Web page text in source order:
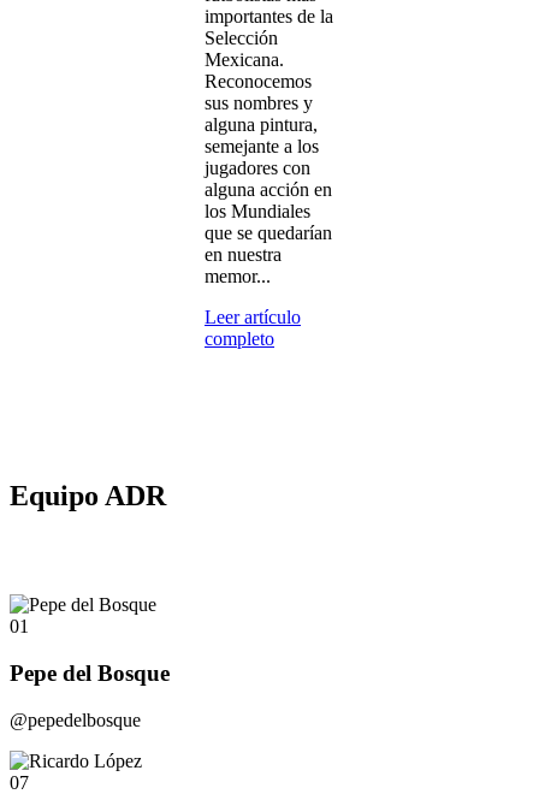
importantes de la
Selección
Mexicana.
Reconocemos
sus nombres y
alguna pintura,
semejante a los
jugadores con
alguna acción en
los Mundiales
que se quedarían
en nuestra
memor...
Leer artículo
completo
Equipo ADR
01
Pepe del Bosque
@pepedelbosque
07